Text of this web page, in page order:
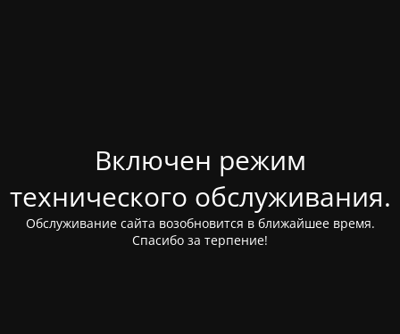
Включен режим
технического обслуживания.
Обслуживание сайта возобновится в ближайшее время.
Спасибо за терпение!